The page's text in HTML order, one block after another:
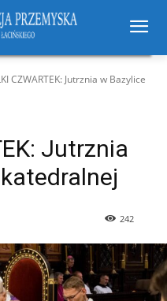
CZWARTEK: Jutrznia w Bazylice
Jutrznia
242